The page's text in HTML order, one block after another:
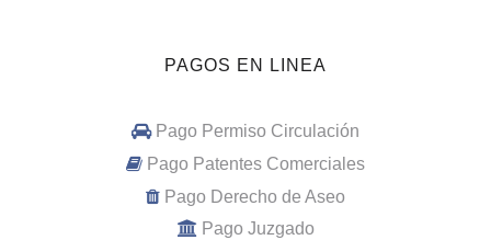
PAGOS EN LINEA
Pago Permiso Circulación
Pago Patentes Comerciales
Pago Derecho de Aseo
Pago Juzgado